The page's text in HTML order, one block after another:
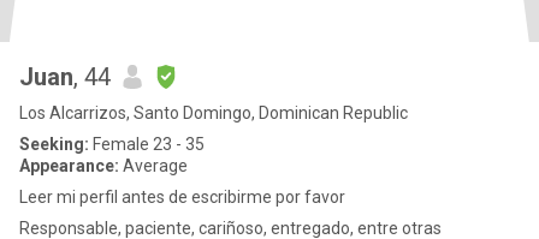
Juan, 44
Los Alcarrizos, Santo Domingo, Dominican Republic
Seeking: Female 23 - 35
Appearance: Average
Leer mi perfil antes de escribirme por favor
Responsable, paciente, cariñoso, entregado, entre otras